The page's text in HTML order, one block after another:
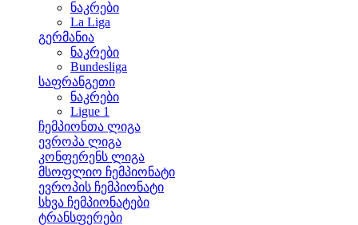
ნაკრები
La Liga
გერმანია
ნაკრები
Bundesliga
საფრანგეთი
ნაკრები
Ligue 1
ჩემპიონთა ლიგა
ევროპა ლიგა
კონფერენს ლიგა
მსოფლიო ჩემპიონატი
ევროპის ჩემპიონატი
სხვა ჩემპიონატები
ტრანსფერები